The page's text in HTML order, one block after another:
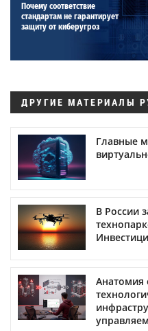
Почему соответствие
стандартам не гарантирует
защиту от киберугроз
ДРУГИЕ МАТЕРИАЛЫ
Главные
В России
Анатомия